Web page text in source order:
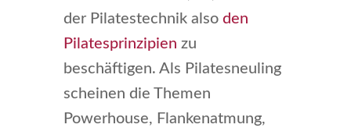
der Pilatestechnik also den
Pilatesprinzipien zu
beschäftigen. Als Pilatesneuling
scheinen die Themen
Powerhouse, Flankenatmung,